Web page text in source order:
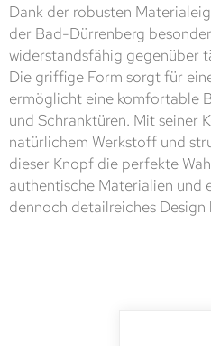
Dank der robusten
der Bad-Dürrenberg
widerstandsfähig gegenüber
Die griffige Form sorgt für
ermöglicht eine komfortable
und Schranktüren. Mit seiner
natürlichem Werkstoff und
dieser Knopf die perfekte
authentische Materialien und
dennoch detailreiches Design